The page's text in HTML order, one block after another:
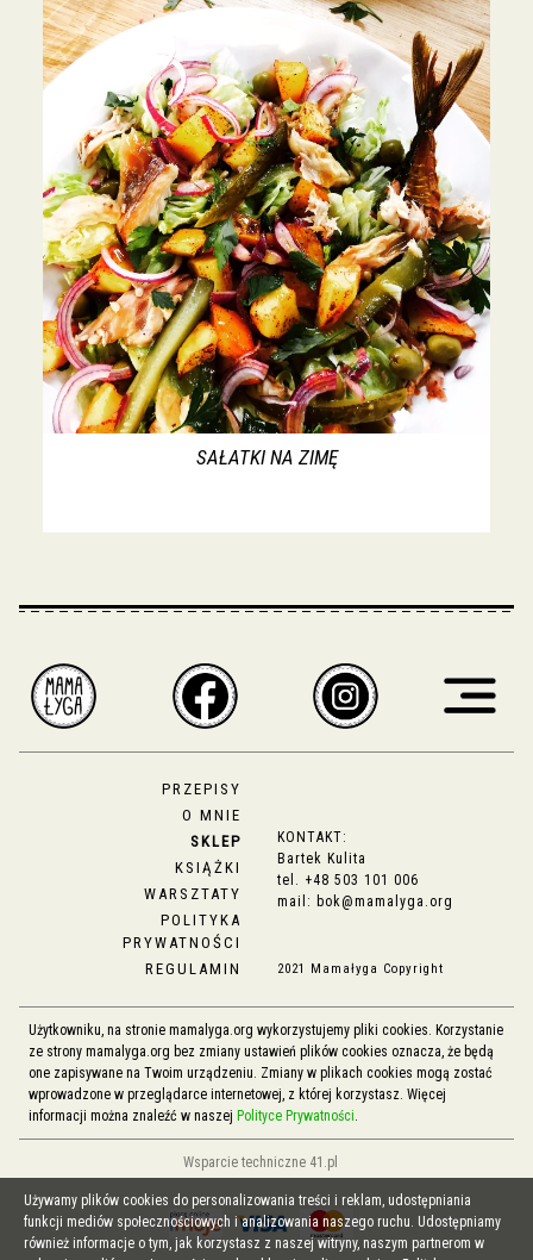
SAŁATKI NA ZIMĘ
PRZEPISY
O MNIE
SKLEP
KSIĄŻKI
WARSZTATY
POLITYKA
PRYWATNOŚCI
REGULAMIN
KONTAKT:
Bartek Kulita
tel. +48 503 101 006
mail: bok@mamalyga.org
2021 Mamałyga Copyright
Użytkowniku, na stronie mamalyga.org wykorzystujemy pliki cookies. Korzystanie
ze strony mamalyga.org bez zmiany ustawień plików cookies oznacza, że będą
one zapisywane na Twoim urządzeniu. Zmiany w plikach cookies mogą zostać
wprowadzone w przeglądarce internetowej, z której korzystasz. Więcej
informacji można znaleźć w naszej Polityce Prywatności.
Wsparcie techniczne 41.pl
Używamy plików cookies do personalizowania treści i reklam, udostępniania
funkcji mediów społecznościowych i analizowania naszego ruchu. Udostępniamy
również informacje o tym, jak korzystasz z naszej witryny, naszym partnerom w